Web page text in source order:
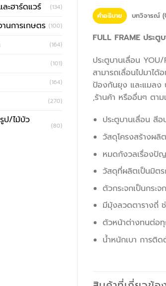
ะฮาร์ดแวร์ (134)
นการเกษตร (100)
(164)
(101)
(164)
(270)
ป/ไม้บัว
(80)
คำอธิบาย บทวิจารณ์
FULL FRAME ประ
ประตูบานเลื่อน
สามารถเลื่อนไปมาไ
ป้องกันยุง และแมลง
,ร้านค้า หรืออื่นๆ ตา
ประตูบานเลื่อน สี
วัสดุโครงสร้างผลิ
หมดกังวลเรื่องปั
วัสดุที่ผลิตเป็นมิต
ตัวกระจกเป็นกระ
มีมุ้งลวดตารางถี่
ตัวหน้าต่างทนต่อทุ
น้ำหนักเบา การติด